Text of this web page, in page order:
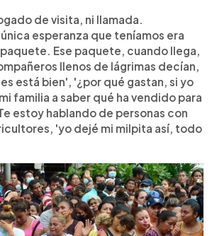
de visita, ni llamada.
esperanza que teníamos era
Ese paquete, cuando llega,
llenos de lágrimas decían,
está bien', '¿por qué gastan, si yo
familia a saber qué ha vendido para
estoy hablando de personas con
'yo dejé mi milpita así, todo